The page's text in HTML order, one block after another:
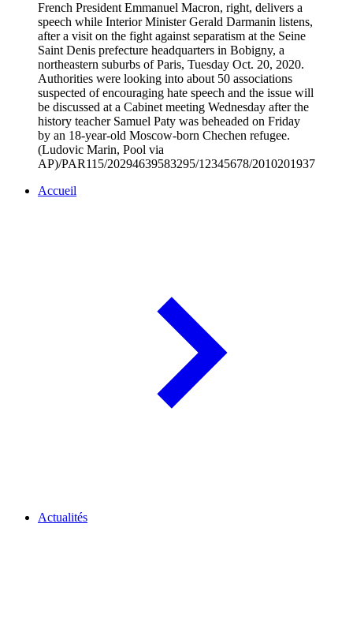
French President Emmanuel Macron, right, delivers a
speech while Interior Minister Gerald Darmanin listens,
after a visit on the fight against separatism at the Seine
Saint Denis prefecture headquarters in Bobigny, a
northeastern suburbs of Paris, Tuesday Oct. 20, 2020.
Authorities were looking into about 50 associations
suspected of encouraging hate speech and the issue will
be discussed at a Cabinet meeting Wednesday after the
history teacher Samuel Paty was beheaded on Friday
by an 18-year-old Moscow-born Chechen refugee.
(Ludovic Marin, Pool via
AP)/PAR115/20294639583295/12345678/2010201937
Accueil
Actualités